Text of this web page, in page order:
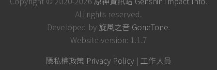
All rights reserved.
Developed by 旋風之音 GoneTone.
Website version: 1.1.7
隱私權政策 Privacy Policy | 工作人員